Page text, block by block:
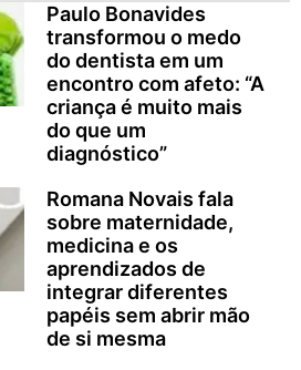
Paulo Bonavides
transformou o medo
do dentista em um
encontro com afeto: “A
criança é muito mais
do que um
diagnóstico”
Romana Novais fala
sobre maternidade,
medicina e os
aprendizados de
integrar diferentes
papéis sem abrir mão
de si mesma